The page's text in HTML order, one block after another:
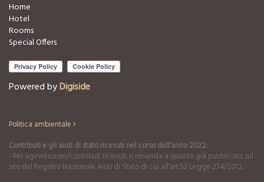
Home
Hotel
Rooms
Special Offers
Powered byDigiside
Politica ambientale
Contributi e gli aiuti di stato ricevuti nel corso dell’anno 2022:
- Per agevolazioni/contributi ricevuti si rimanda a quanto già pubblicato sul
sito del Registro Nazionale Aiuti di Stato di cui all’art.52 Legge 234/2012.